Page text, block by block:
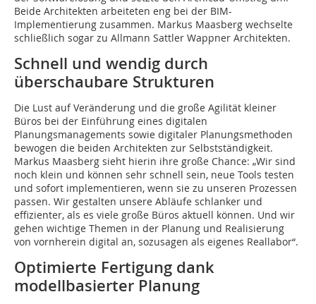
Beide Architekten arbeiteten eng bei der BIM-
Implementierung zusammen. Markus Maasberg wechselte
schließlich sogar zu Allmann Sattler Wappner Architekten.
Schnell und wendig durch
überschaubare Strukturen
Die Lust auf Veränderung und die große Agilität kleiner
Büros bei der Einführung eines digitalen
Planungsmanagements sowie digitaler Planungsmethoden
bewogen die beiden Architekten zur Selbstständigkeit.
Markus Maasberg sieht hierin ihre große Chance: „Wir sind
noch klein und können sehr schnell sein, neue Tools testen
und sofort implementieren, wenn sie zu unseren Prozessen
passen. Wir gestalten unsere Abläufe schlanker und
effizienter, als es viele große Büros aktuell können. Und wir
gehen wichtige Themen in der Planung und Realisierung
von vornherein digital an, sozusagen als eigenes Reallabor“.
Optimierte Fertigung dank
modellbasierter Planung